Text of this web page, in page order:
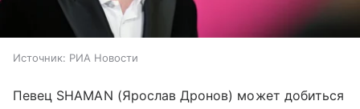
Источник: РИА Новости
Певец SHAMAN (Ярослав Дронов) может добиться